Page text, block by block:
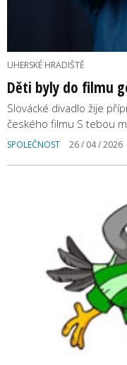
UHERSKÉ HRADIŠTĚ
Děti byly do filmu
Slovácké divadlo žije
českého filmu S tebou
SPOLEČNOST 26 / 04 / 2026